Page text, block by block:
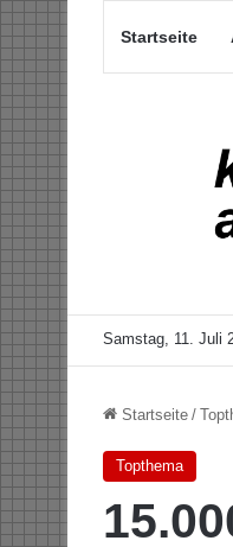
Startseite
Samstag, 11. Juli
Startseite /
Topthema